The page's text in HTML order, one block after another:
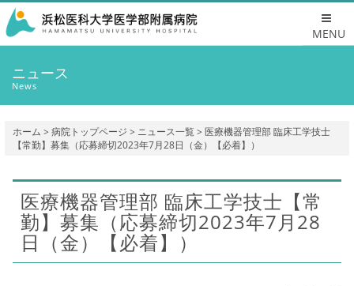
MENU
ニュース
News
ホーム > 病院トップページ > ニュース一覧> 医療機器管理部 臨床工学技士
【常勤】募集（応募締切2023年7月28日（金）【必着】）
医療機器管理部 臨床工学技士【常
勤】募集（応募締切2023年7月28
日（金）【必着】）